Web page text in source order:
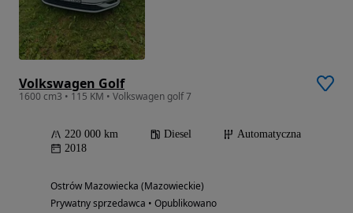
Volkswagen Golf
1600 cm3 • 115 KM • Volkswagen golf 7
220 000 km Diesel
Automatyczna
2018
Ostrów Mazowiecka (Mazowieckie)
Prywatny sprzedawca • Opublikowano